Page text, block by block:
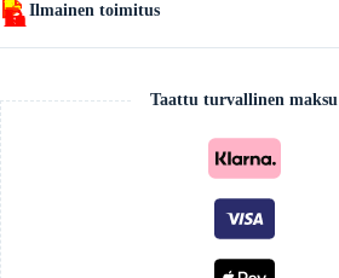
Ilmainen toimitus
Taattu turvallinen maksu